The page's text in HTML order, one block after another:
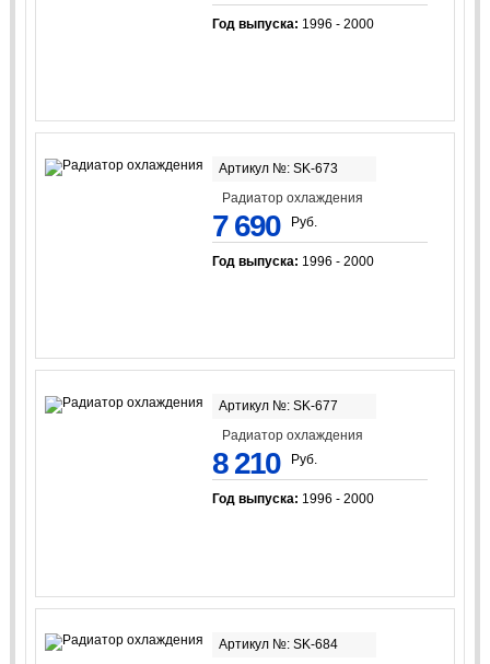
Год выпуска: 1996 - 2000
Артикул №: SK-673
Радиатор охлаждения
7 690 Руб.
Год выпуска: 1996 - 2000
Артикул №: SK-677
Радиатор охлаждения
8 210 Руб.
Год выпуска: 1996 - 2000
Артикул №: SK-684